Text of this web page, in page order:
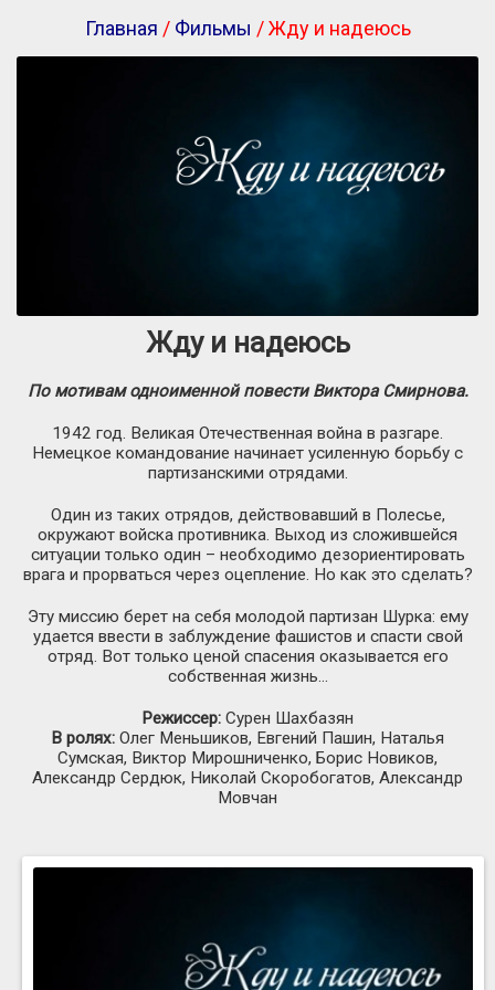
Главная / Фильмы / Жду и надеюсь
Жду и надеюсь
По мотивам одноименной повести Виктора Смирнова.
1942 год. Великая Отечественная война в разгаре.
Немецкое командование начинает усиленную борьбу с
партизанскими отрядами.
Один из таких отрядов, действовавший в Полесье,
окружают войска противника. Выход из сложившейся
ситуации только один – необходимо дезориентировать
врага и прорваться через оцепление. Но как это сделать?
Эту миссию берет на себя молодой партизан Шурка: ему
удается ввести в заблуждение фашистов и спасти свой
отряд. Вот только ценой спасения оказывается его
собственная жизнь…
Режиссер: Сурен Шахбазян
В ролях: Олег Меньшиков, Евгений Пашин, Наталья
Сумская, Виктор Мирошниченко, Борис Новиков,
Александр Сердюк, Николай Скоробогатов, Александр
Мовчан